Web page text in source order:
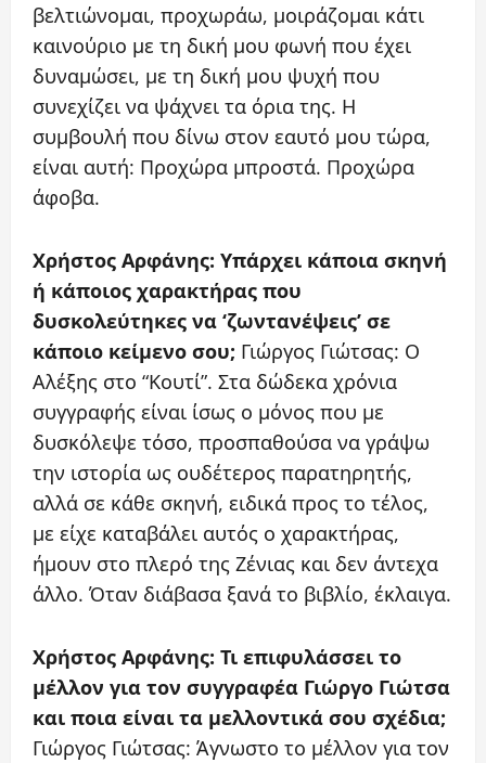
βελτιώνομαι, προχωράω, μοιράζομαι κάτι
καινούριο με τη δική μου φωνή που έχει
δυναμώσει, με τη δική μου ψυχή που
συνεχίζει να ψάχνει τα όρια της. Η
συμβουλή που δίνω στον εαυτό μου τώρα,
είναι αυτή: Προχώρα μπροστά. Προχώρα
άφοβα.
Χρήστος Αρφάνης: Υπάρχει κάποια σκηνή
ή κάποιος χαρακτήρας που
δυσκολεύτηκες να ‘ζωντανέψεις’ σε
κάποιο κείμενο σου; Γιώργος Γιώτσας: Ο
Αλέξης στο “Κουτί”. Στα δώδεκα χρόνια
συγγραφής είναι ίσως ο μόνος που με
δυσκόλεψε τόσο, προσπαθούσα να γράψω
την ιστορία ως ουδέτερος παρατηρητής,
αλλά σε κάθε σκηνή, ειδικά προς το τέλος,
με είχε καταβάλει αυτός ο χαρακτήρας,
ήμουν στο πλερό της Ζένιας και δεν άντεχα
άλλο. Όταν διάβασα ξανά το βιβλίο, έκλαιγα.
Χρήστος Αρφάνης: Τι επιφυλάσσει το
μέλλον για τον συγγραφέα Γιώργο Γιώτσα
και ποια είναι τα μελλοντικά σου σχέδια;
Γιώργος Γιώτσας: Άγνωστο το μέλλον για τον